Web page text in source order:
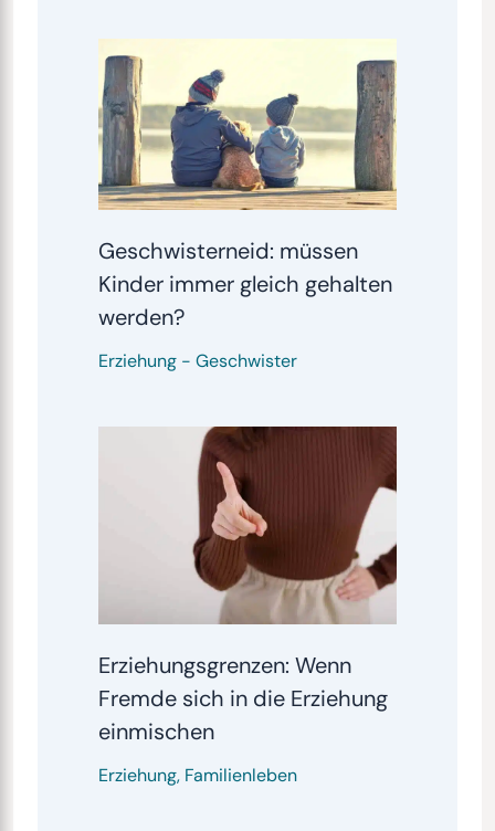
Geschwisterneid: müssen
Kinder immer gleich gehalten
werden?
Erziehung- Geschwister
Erziehungsgrenzen: Wenn
Fremde sich in die Erziehung
einmischen
Erziehung, Familienleben